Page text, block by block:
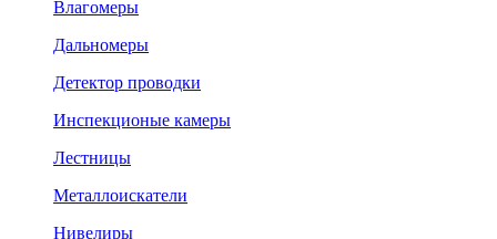
Влагомеры
Дальномеры
Детектор проводки
Инспекционые камеры
Лестницы
Металлоискатели
Нивелиры